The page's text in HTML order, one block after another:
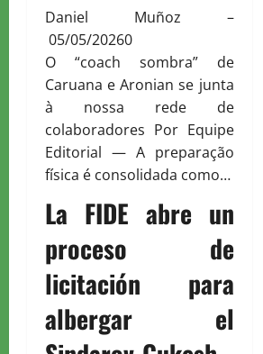
Daniel Muñoz –
05/05/20260
O “coach sombra” de
Caruana e Aronian se junta
à nossa rede de
colaboradores Por Equipe
Editorial — A preparação
física é consolidada como…
La FIDE abre un
proceso de
licitación para
albergar el